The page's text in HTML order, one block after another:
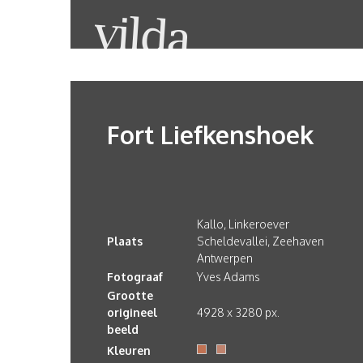
Fort Liefkenshoek
Plaats
Kallo, Linkeroever
Scheldevallei, Zeehaven
Antwerpen
Fotograaf
Yves Adams
Grootte
origineel
beeld
4928 x 3280 px.
Kleuren